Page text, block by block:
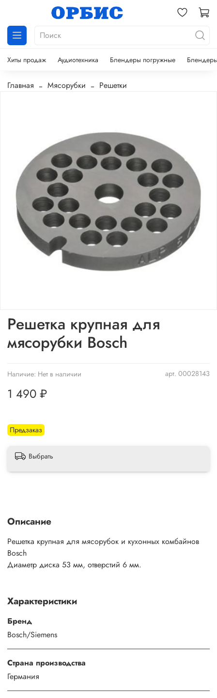
Хиты продаж Аудиотехника Блендеры погружные
Главная Мясорубки Решетки
арт. 00028143
Наличие: Нет в наличии
Предзаказ
Решетка крупная для
мясорубки Bosсh
1 490 ₽
Выбрать
Описание
Решетка крупная для мясорубок и кухонных комбайнов
Bosсh
Диаметр диска 53 мм, отверстий 6 мм.
Характеристики
Бренд
Bosch/Siemens
Страна производства
Германия